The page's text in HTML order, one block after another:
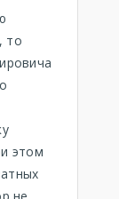
то
этом